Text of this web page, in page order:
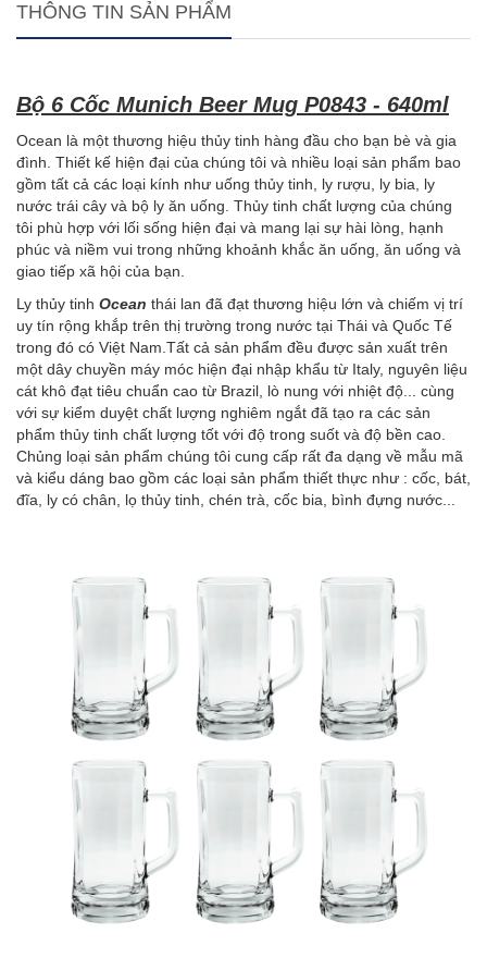
THÔNG TIN SẢN PHẨM
Bộ 6 Cốc Munich Beer Mug P0843 - 640ml
Ocean là một thương hiệu thủy tinh hàng đầu cho bạn bè và gia
đình. Thiết kế hiện đại của chúng tôi và nhiều loại sản phẩm bao
gồm tất cả các loại kính như uống thủy tinh, ly rượu, ly bia, ly
nước trái cây và bộ ly ăn uống. Thủy tinh chất lượng của chúng
tôi phù hợp với lối sống hiện đại và mang lại sự hài lòng, hạnh
phúc và niềm vui trong những khoảnh khắc ăn uống, ăn uống và
giao tiếp xã hội của bạn.
Ly thủy tinh Ocean thái lan đã đạt thương hiệu lớn và chiếm vị trí
uy tín rộng khắp trên thị trường trong nước tại Thái và Quốc Tế
trong đó có Việt Nam.Tất cả sản phẩm đều được sản xuất trên
một dây chuyền máy móc hiện đại nhập khẩu từ Italy, nguyên liệu
cát khô đạt tiêu chuẩn cao từ Brazil, lò nung với nhiệt độ... cùng
với sự kiểm duyệt chất lượng nghiêm ngắt đã tạo ra các sản
phẩm thủy tinh chất lượng tốt với độ trong suốt và độ bền cao.
Chủng loại sản phẩm chúng tôi cung cấp rất đa dạng về mẫu mã
và kiểu dáng bao gồm các loại sản phẩm thiết thực như : cốc, bát,
đĩa, ly có chân, lọ thủy tinh, chén trà, cốc bia, bình đựng nước...